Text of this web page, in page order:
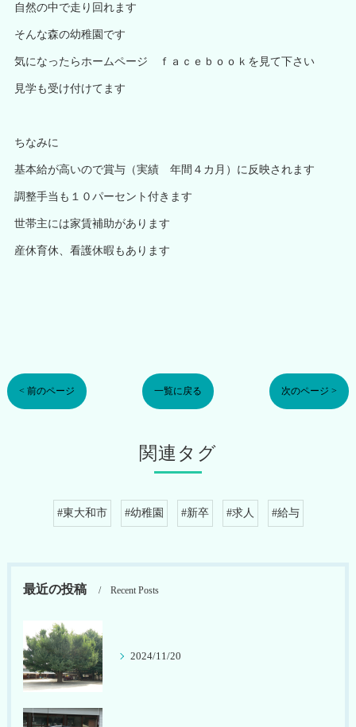
自然の中で走り回れます
そんな森の幼稚園です
気になったらホームページ ｆａｃｅｂｏｏｋを見て下さい
見学も受け付けてます
ちなみに
基本給が高いので賞与（実績 年間４カ月）に反映されます
調整手当も１０パーセント付きます
世帯主には家賃補助があります
産休育休、看護休暇もあります
< 前のページ 一覧に戻る 次のページ >
関連タグ
#東大和市 #幼稚園 #新卒 #求人 #給与
最近の投稿 Recent Posts
2024/11/20